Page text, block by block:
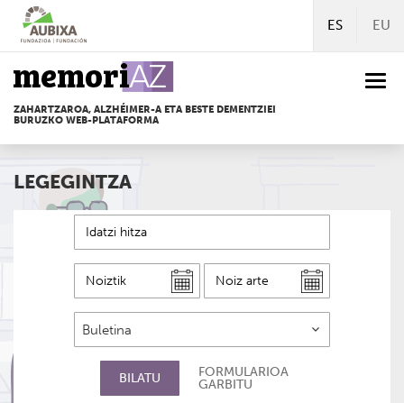
Edukira
zuzenean
joan
ES EU
ZAHARTZAROA, ALZHÉIMER-A ETA BESTE DEMENTZIEI
BURUZKO WEB-PLATAFORMA
LEGEGINTZA
ARTE
BILATU
FORMULARIOA
GARBITU